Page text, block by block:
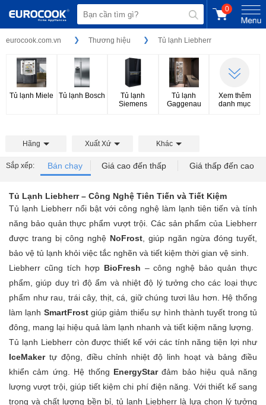
0
eurocook.com.vn Thương hiệu Tủ lạnh Liebherr
Tủ lạnh Miele Tủ lạnh Bosch
Tủ lạnh
Siemens
Tủ lạnh
Gaggenau
Xem thêm
danh mục
Hãng Xuất Xứ Khác
Sắp xếp: Bán chạy Giá cao đến thấp Giá thấp đến cao
Tủ Lạnh Liebherr – Công Nghệ Tiên Tiến và Tiết Kiệm
Tủ lạnh Liebherr nổi bật với công nghệ làm lạnh tiên tiến và tính
năng bảo quản thực phẩm vượt trội. Các sản phẩm của Liebherr
được trang bị công nghệ NoFrost , giúp ngăn ngừa đóng tuyết,
bảo vệ tủ lạnh khỏi việc tắc nghẽn và tiết kiệm thời gian vệ sinh.
Liebherr cũng tích hợp BioFresh – công nghệ bảo quản thực
phẩm, giúp duy trì độ ẩm và nhiệt độ lý tưởng cho các loại thực
phẩm như rau, trái cây, thịt, cá, giữ chúng tươi lâu hơn. Hệ thống
làm lạnh SmartFrostgiúp giảm thiểu sự hình thành tuyết trong tủ
đông, mang lại hiệu quả làm lạnh nhanh và tiết kiệm năng lượng.
Tủ lạnh Liebherr còn được thiết kế với các tính năng tiện lợi như
IceMakertự động, điều chỉnh nhiệt độ linh hoạt và bảng điều
khiển cảm ứng. Hệ thống EnergyStarđảm bảo hiệu quả năng
lượng vượt trội, giúp tiết kiệm chi phí điện năng. Với thiết kế sang
trọng và chất lượng bền bỉ, tủ lạnh Liebherr là lựa chọn lý tưởng